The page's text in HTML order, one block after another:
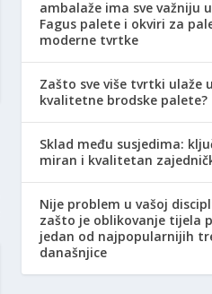
ambalaže ima sve važniju
Fagus palete i okviri za
moderne tvrtke
Zašto sve više tvrtki ulaže u
kvalitetne brodske palete?
Sklad među susjedima:
miran i kvalitetan
Nije problem u vašoj
zašto je oblikovanje tijela
jedan od najpopularnijih
današnjice